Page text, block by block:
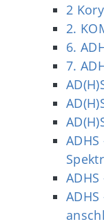
2
2.
6.
7.